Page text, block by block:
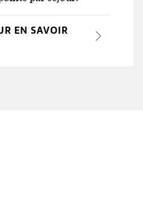
EN SAVOIR